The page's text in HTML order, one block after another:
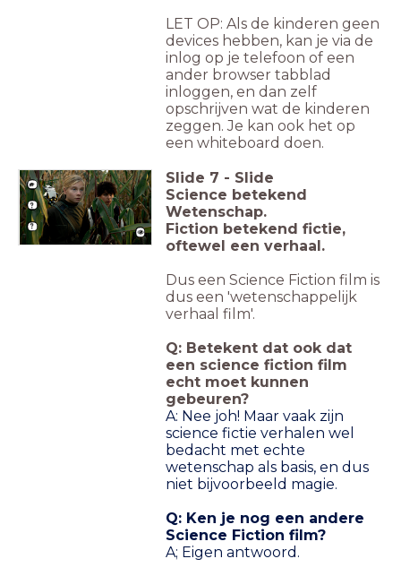
LET OP: Als de kinderen geen
devices hebben, kan je via de
inlog op je telefoon of een
ander browser tabblad
inloggen, en dan zelf
opschrijven wat de kinderen
zeggen. Je kan ook het op
een whiteboard doen.
Slide 7 - Slide
Science betekend
Wetenschap.
Fiction betekend fictie,
oftewel een verhaal.
Dus een Science Fiction film is
dus een 'wetenschappelijk
verhaal film'.
Q: Betekent dat ook dat
een science fiction film
echt moet kunnen
gebeuren?
A: Nee joh! Maar vaak zijn
science fictie verhalen wel
bedacht met echte
wetenschap als basis, en dus
niet bijvoorbeeld magie.
Q: Ken je nog een andere
Science Fiction film?
A; Eigen antwoord.